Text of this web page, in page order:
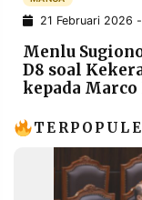
PENGADUAN
IKUTI
21 Februari 2026
Menlu
D8 soal
kepada Marco